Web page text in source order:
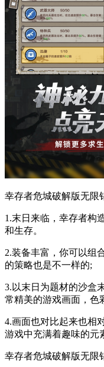
幸存者危城破解版无限
1.末日来临，幸存者构
和生存。
2.装备丰富，你可以组
的策略也是不一样的;
3.以末日为题材的沙盒
常精美的游戏画面，色
4.画面也对比起来也相
游戏中充满着趣味的元
幸存者危城破解版无限